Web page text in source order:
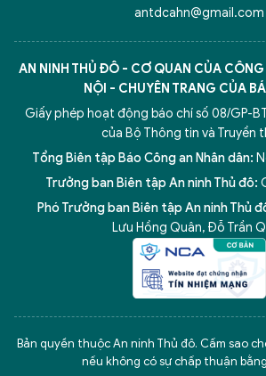
antdcahn@gmail.com
AN NINH THỦ ĐÔ - CƠ QUAN CỦA
NỘI - CHUYÊN TRANG CỦA
Giấy phép hoạt động báo chí số 08/GP-
của Bộ Thông tin và Truyền
Tổng Biên tập Báo Công an Nhân dân:
Trưởng ban Biên tập An ninh Thủ đô:
Phó Trưởng ban Biên tập An ninh Thủ
Lưu Hồng Quân, Đỗ Trần
Bản quyền thuộc An ninh Thủ đô. Cấm sao
nếu không có sự chấp thuận
5 điểm nghẽn của Hà Nội giải